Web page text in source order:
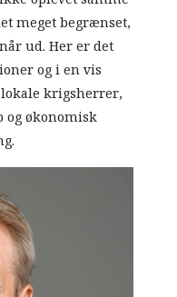
meget begrænset,
ud. Her er det
og i en vis
krigsherrer,
økonomisk